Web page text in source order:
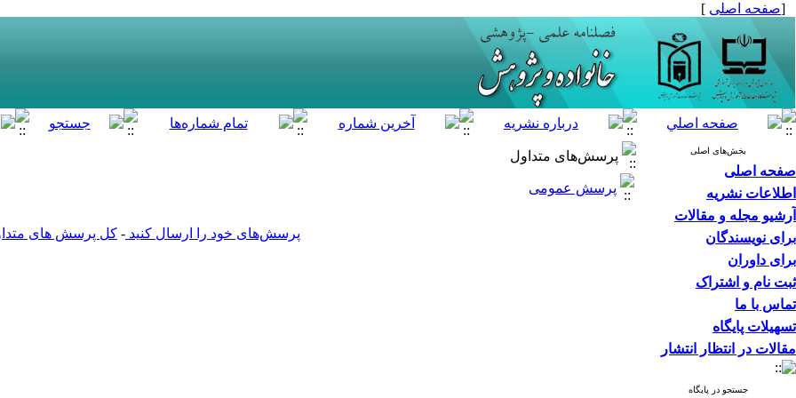
[صفحه اصلی ]
بخش‌های اصلی
صفحه اصلی
اطلاعات نشریه
آرشیو مجله و مقالات
برای نویسندگان
برای داوران
ثبت نام و اشتراک
تماس با ما
تسهیلات پایگاه
مقالات در انتظار انتشار
جستجو در پایگاه
پرسش‌های متداول
پرسش عمومی
پرسش‌های خود را ارسال کنید - کل پرسش های